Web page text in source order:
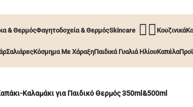
& ΘερμόςΦαγητοδοχεία & ΘερμόςSkincare 🧖‍♀️ Κουζινικά
ΣαλιάρεςΚόσμημα Με ΧάραξηΠαιδικά Γυαλιά ΗλίουΚαπέλα
Καλαμάκι για Παιδικό Θερμός 350ml&500ml